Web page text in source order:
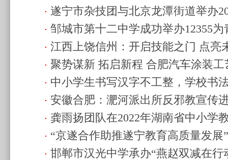
16:25)
遂宁市杂技团与北京龙潭街道举办
慰问演出(2024.09.15 23:13)
邹城市第十二中学成功举办12355
释压力 秣马厉兵迎中考”(2024.06.06
江西上饶信州：开启技能之门 点亮
19:20)
聚势谋新 拓启新程 合肥汽车涂装
盛启(2023.03.13 22:57)
中小学生书写汉字不工整，学校书
缺，怎么办？(2023.02.28 22:48)
安徽合肥：淝河派出所反邪教宣传
23:03)
龚雨扬团队在2022年湖南省中小学
赛获一等奖(2023.02.09 23:06)
“京遂合作助推遂宁教育高质量发展
举行 (2022.11.23 19:31)
邯郸市汉光中学承办“燕赵双减在行